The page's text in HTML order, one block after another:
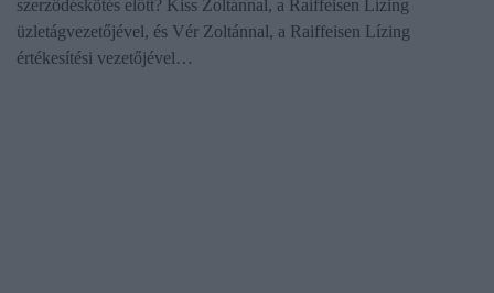
szerződéskötés előtt? Kiss Zoltánnal, a Raiffeisen Lízing
üzletágvezetőjével, és Vér Zoltánnal, a Raiffeisen Lízing
értékesítési vezetőjével…